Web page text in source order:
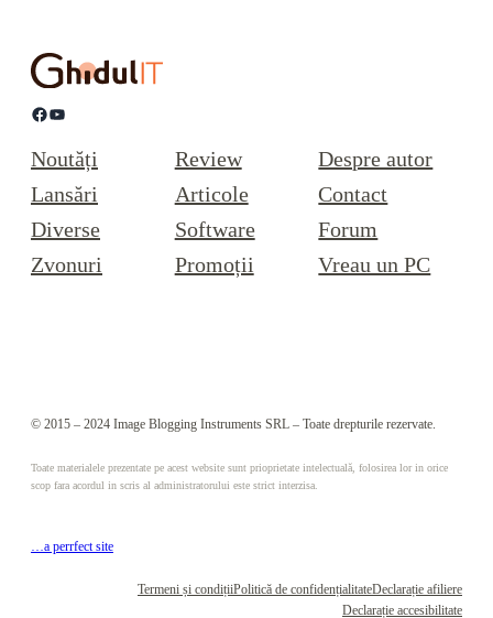
Facebook YouTube
Noutăți
Lansări
Diverse
Zvonuri
Review
Articole
Software
Promoții
Despre autor
Contact
Forum
Vreau un PC
© 2015 – 2024 Image Blogging Instruments SRL – Toate drepturile rezervate.
Toate materialele prezentate pe acest website sunt prioprietate intelectuală, folosirea lor in orice
scop fara acordul in scris al administratorului este strict interzisa.
…a perrfect site
Termeni și condițiiPolitică de confidențialitateDeclarație afiliere
Declarație accesibilitate